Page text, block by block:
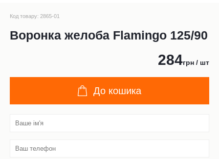
Код товару: 2865-01
Воронка желоба Flamingo 125/90
284грн / шт
До кошика